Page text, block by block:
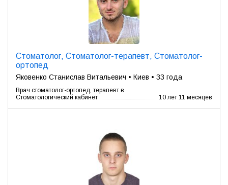
Стоматолог, Стоматолог-терапевт, Стоматолог-
ортопед
Яковенко Станислав Витальевич • Киев • 33 года
Врач стоматолог-ортопед, терапевт в
Стоматологический кабинет
10 лет 11 месяцев